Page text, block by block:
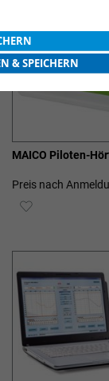
MAICO Piloten-
Preis nach
ZUR
& SPEICHERN